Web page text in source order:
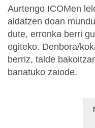
Aurtengo ICOMen
aldatzen doan
dute, erronka berri
egiteko. Denbora/
berriz, talde
banatuko zaiode.